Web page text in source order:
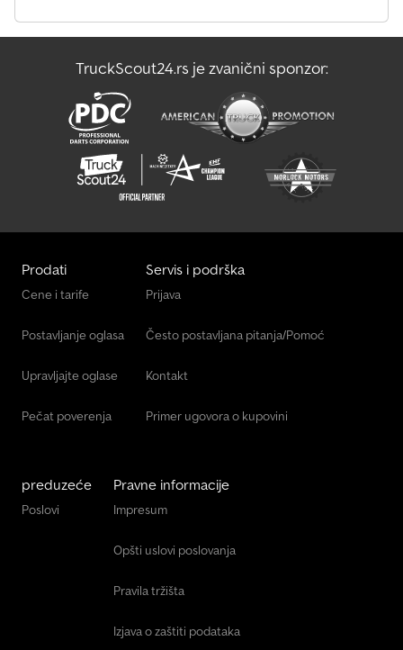
TruckScout24.rs je zvanični sponzor:
Prodati
Cene i tarife
Postavljanje oglasa
Upravljajte oglase
Pečat poverenja
Servis i podrška
Prijava
Često postavljana pitanja/Pomoć
Kontakt
Primer ugovora o kupovini
preduzeće
Poslovi
Pravne informacije
Impresum
Opšti uslovi poslovanja
Pravila tržišta
Izjava o zaštiti podataka